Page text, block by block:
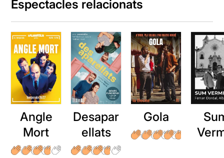
Espectacles relacionats
Angle
Mort
Desapar
ellats
Gola